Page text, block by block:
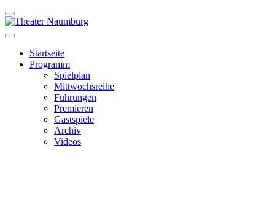
Startseite
Programm
Spielplan
Mittwochsreihe
Führungen
Premieren
Gastspiele
Archiv
Videos